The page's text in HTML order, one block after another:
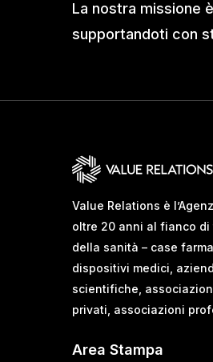
La nostra missione
supportandoti con
Value Relations è
oltre 20 anni al fianco
della sanità – case
dispositivi medici,
scientifiche,
privati, associazioni
Area Stampa